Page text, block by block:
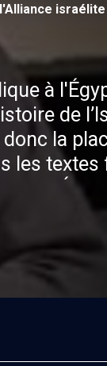
israélite
à
de
la
les textes
sagesse